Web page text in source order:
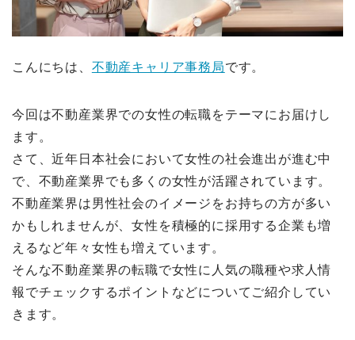
こんにちは、 不動産キャリア事務局です。
今回は不動産業界での女性の転職をテーマにお届けし
ます。
さて、近年日本社会において女性の社会進出が進む中
で、不動産業界でも多くの女性が活躍されています。
不動産業界は男性社会のイメージをお持ちの方が多い
かもしれませんが、女性を積極的に採用する企業も増
えるなど年々女性も増えています。
そんな不動産業界の転職で女性に人気の職種や求人情
報でチェックするポイントなどについてご紹介してい
きます。